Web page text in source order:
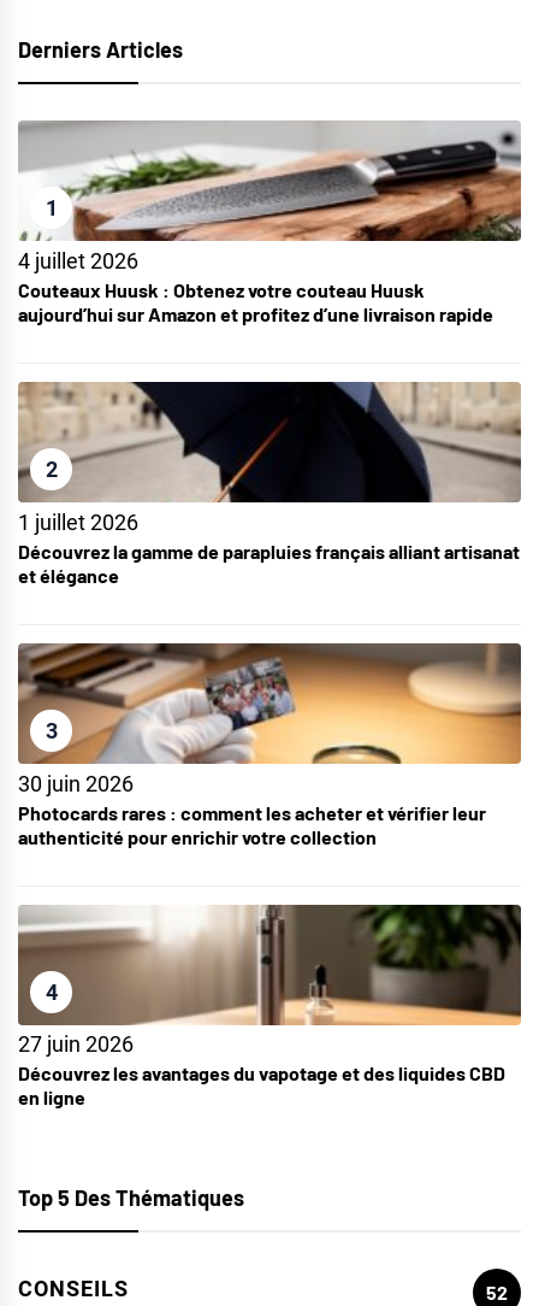
Derniers Articles
1
4 juillet 2026
Couteaux Huusk : Obtenez votre couteau Huusk
aujourd’hui sur Amazon et profitez d’une livraison rapide
2
1 juillet 2026
Découvrez la gamme de parapluies français alliant artisanat
et élégance
3
30 juin 2026
Photocards rares : comment les acheter et vérifier leur
authenticité pour enrichir votre collection
4
27 juin 2026
Découvrez les avantages du vapotage et des liquides CBD
en ligne
Top 5 Des Thématiques
CONSEILS
52